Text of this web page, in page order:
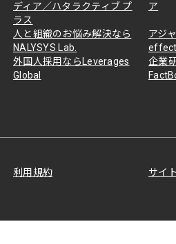
ディア／ハタラクティブ プ
ラス
ア
人と組織のお悩み解決なら
NALYSYS Lab.
アジ
外国人採用ならLeverages
Global
企業
利用規約 サイ